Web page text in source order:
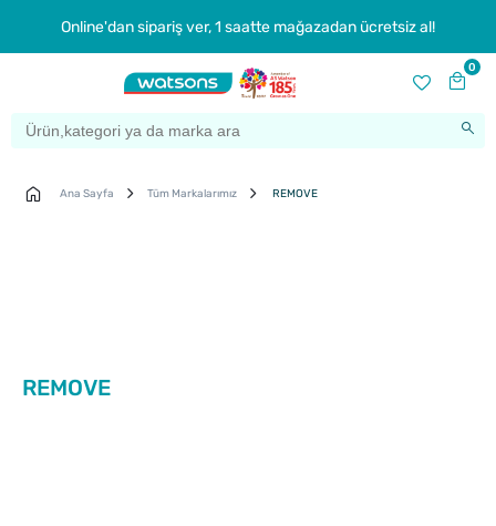
Online'dan sipariş ver, 1 saatte mağazadan ücretsiz al!
0
Ana Sayfa Tüm Markalarımız REMOVE
REMOVE